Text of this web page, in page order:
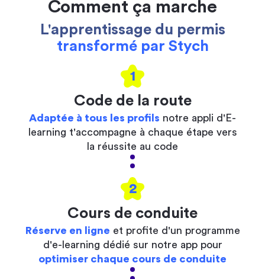
Comment ça marche
L'apprentissage du permis
transformé par Stych
1
Code de la route
Adaptée à tous les profils notre appli d'E-
learning t'accompagne à chaque étape vers
la réussite au code
2
Cours de conduite
Réserve en ligne et profite d'un programme
d'e-learning dédié sur notre app pour
optimiser chaque cours de conduite